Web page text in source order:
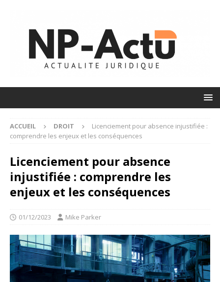
ACCUEIL DROIT
Licenciement pour absence injustifiée :
comprendre les enjeux et les conséquences
Licenciement pour absence
injustifiée : comprendre les
enjeux et les conséquences
01/12/2023 Mike Parker